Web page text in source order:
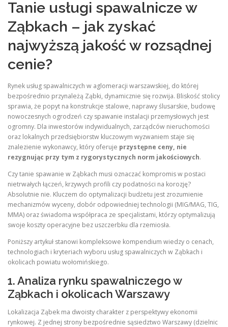
Tanie usługi spawalnicze w
Ząbkach – jak zyskać
najwyższą jakość w rozsądnej
cenie?
Rynek usług spawalniczych w aglomeracji warszawskiej, do której
bezpośrednio przynależą Ząbki, dynamicznie się rozwija. Bliskość stolicy
sprawia, że popyt na konstrukcje stalowe, naprawy ślusarskie, budowę
nowoczesnych ogrodzeń czy spawanie instalacji przemysłowych jest
ogromny. Dla inwestorów indywidualnych, zarządców nieruchomości
oraz lokalnych przedsiębiorstw kluczowym wyzwaniem staje się
znalezienie wykonawcy, który oferuje przystępne ceny, nie
rezygnując przy tym z rygorystycznych norm jakościowych.
Czy tanie spawanie w Ząbkach musi oznaczać kompromis w postaci
nietrwałych łączeń, krzywych profili czy podatności na korozję?
Absolutnie nie. Kluczem do optymalizacji budżetu jest zrozumienie
mechanizmów wyceny, dobór odpowiedniej technologii (MIG/MAG, TIG,
MMA) oraz świadoma współpraca ze specjalistami, którzy optymalizują
swoje koszty operacyjne bez uszczerbku dla rzemiosła.
Poniższy artykuł stanowi kompleksowe kompendium wiedzy o cenach,
technologiach i kryteriach wyboru usług spawalniczych w Ząbkach i
okolicach powiatu wołomińskiego.
1. Analiza rynku spawalniczego w
Ząbkach i okolicach Warszawy
Lokalizacja Ząbek ma dwoisty charakter z perspektywy ekonomii
rynkowej. Z jednej strony bezpośrednie sąsiedztwo Warszawy (dzielnic